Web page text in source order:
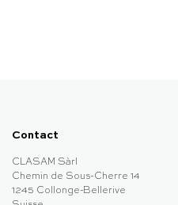
Contact
CLASAM Sàrl
Chemin de Sous-Cherre 14
1245 Collonge-Bellerive